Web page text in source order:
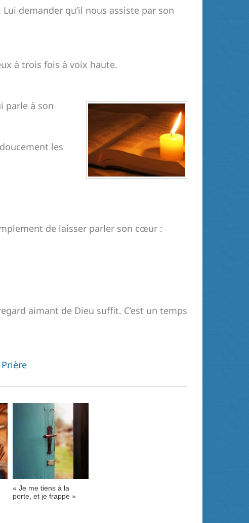
demander qu’il nous assiste par son
à trois fois à voix haute.
parle à son
les
de laisser parler son cœur :
aimant de Dieu suffit. C’est un temps
Prière
« Je me tiens à la
porte, et je frappe »